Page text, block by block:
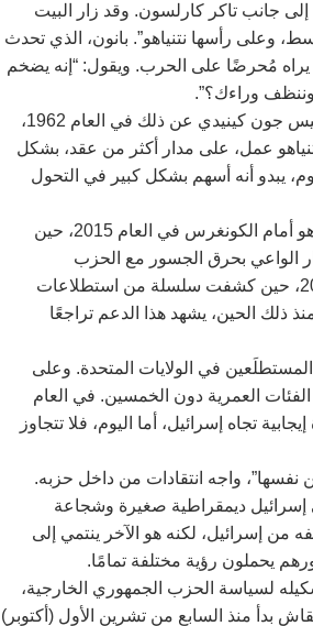
أحد مهندسي الحركة الشعبوية، إلى جانب تاكر كارلسون. وقد زار البيت
وعلى رأسها نتنياهو”. بانون، الذي تحدث
يراه مُحرضًا على الحرب. ويقول: “إنه يضخم
وننظف وراءك؟”.
منذ العام 1948، اعتُبر دعم إسرائيل محل إجماع بين الحزبين في الولايات المتحدة. وقد عبر الرئيس جون كينيدي عن ذلك في العام 1962،
نتنياهو عمل، على مدار أكثر من عقد، بشكل
يبدو أنه أسهم بشكل كبير في التحول
إحدى اللحظات المفصلية في تصدع العلاقة بين إسرائيل والحزب الديمقراطي كانت خطاب نتنياهو أمام الكونغرس في العام 2015، حين
الواعي بحرق الجسور مع الحزب
الديمقراطي بذور القطيعة التي بدأت إسرائيل تحصدها في عملية “حارس الأسوار” في العام 2021، حين كشفت سلسلة من استطلاعات
انخفض لأول مرة إلى ما دون 50 في المائة. ومنذ ذلك الحين، يشهد هذا الدعم تراجعًا
في الولايات المتحدة. وعلى
العمرية دون الخمسين. في العام
نظرة إيجابية تجاه إسرائيل، أما اليوم، فلا تتجاوز
نفسها”، واجه انتقادات من داخل حزبه.
وتشاك شومر، روح جيل ما بعد الحرب (1) الذي رأى في إسرائيل ديمقراطية صغيرة وشجاعة
من إسرائيل، لكنه هو الآخر ينتمي إلى
يحملون رؤية مختلفة تمامًا.
ترامب معترك الساحة السياسية في صيف العام 2015 وإعادة تشكيله لسياسة الحزب الجمهوري الخارجية،
بدأ منذ السابع من تشرين الأول (أكتوبر)